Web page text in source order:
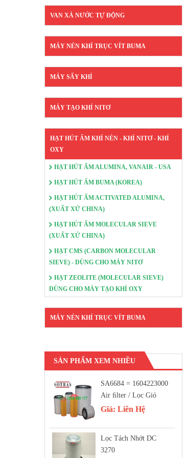
VAN XẢ NƯỚC TỰ ĐỘNG
MÁY NÉN KHÍ TRỤC VÍT BUMA
MÁY SẤY KHÍ
MÁY TẠO KHÍ NITƠ
HẠT HÚT ẨM KHÍ NÉN - KHÍ NITƠ - KHÍ
OXY
HẠT HÚT ẨM ALUMINA, VANAIR - USA
HẠT HÚT ẨM BUMA (KOREA)
HẠT HÚT ẨM ACTIVATED ALUMINA,
(XUẤT XỨ CHINA)
HẠT HÚT ẨM MOLECULAR SIEVE
(XUẤT XỨ CHINA)
HẠT CMS (CARBON MOLECULAR
SIEVE) - DÙNG CHO MÁY NITƠ
HẠT ZEOLITE (MOLECULAR SIEVE)
DÙNG CHO MÁY TẠO KHÍ OXY
MÁY NÉN KHÍ TRỤC VÍT BUMA
SẢN PHẨM XEM NHIỀU
SA6684 = 1604223000
Air FIlter / Lọc Gió
Giá: Liên Hệ
Lọc Tách Nhớt DC
3270